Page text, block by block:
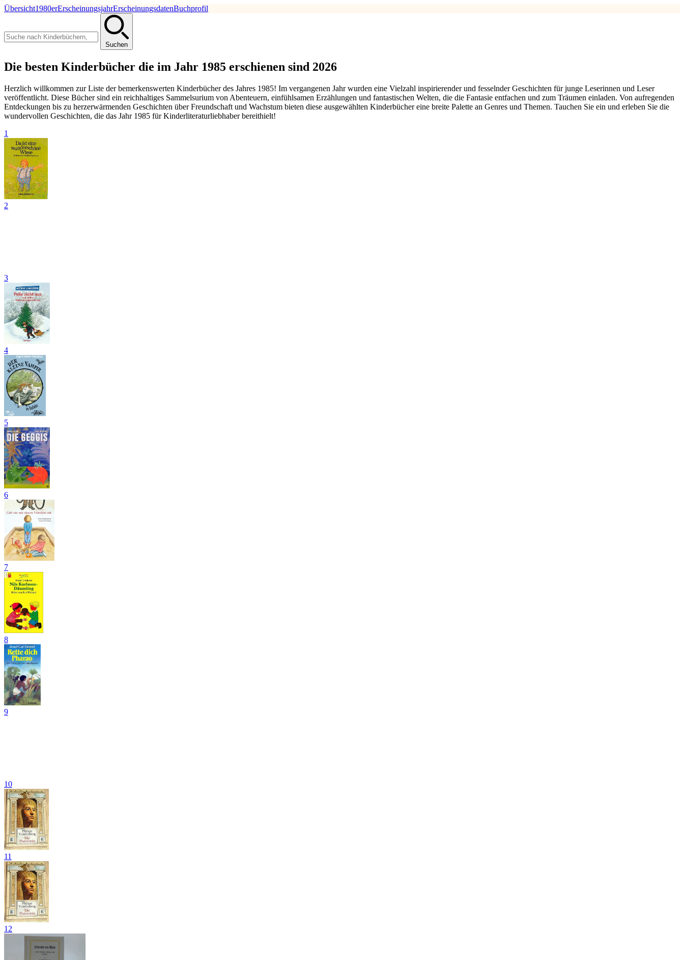
Übersicht1980erErscheinungsjahrErscheinungsdatenBuchprofil
Suchen
Die besten Kinderbücher die im Jahr 1985 erschienen sind 2026
Herzlich willkommen zur Liste der bemerkenswerten Kinderbücher des Jahres 1985! Im vergangenen Jahr wurden eine Vielzahl inspirierender und fesselnder Geschichten für junge Leserinnen und Leser
veröffentlicht. Diese Bücher sind ein reichhaltiges Sammelsurium von Abenteuern, einfühlsamen Erzählungen und fantastischen Welten, die die Fantasie entfachen und zum Träumen einladen. Von aufregenden
Entdeckungen bis zu herzerwärmenden Geschichten über Freundschaft und Wachstum bieten diese ausgewählten Kinderbücher eine breite Palette an Genres und Themen. Tauchen Sie ein und erleben Sie die
wundervollen Geschichten, die das Jahr 1985 für Kinderliteraturliebhaber bereithielt!
1
2
3
4
5
6
7
8
9
10
11
12